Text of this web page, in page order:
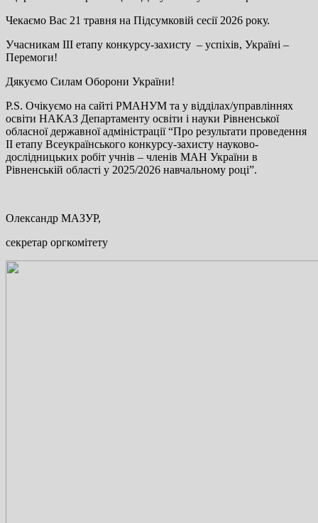
Чекаємо Вас 21 травня на Підсумковій сесії 2026 року.
Учасникам ІІІ етапу конкурсу-захисту ­ – успіхів, Україні –
Перемоги!
Дякуємо Силам Оборони України!
P.S. Очікуємо на сайті РМАНУМ та у відділах/управліннях
освіти НАКАЗ Департаменту освіти і науки Рівненської
обласної державної адміністрації “Про результати проведення
ІІ етапу Всеукраїнського конкурсу-захисту науково-
дослідницьких робіт учнів – членів МАН України в
Рівненській області у 2025/2026 навчальному році”.
Олександр МАЗУР,
секретар оргкомітету